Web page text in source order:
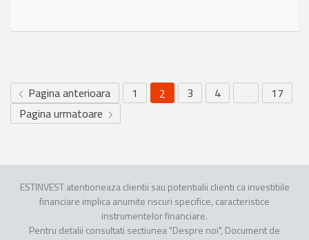
Pagina anterioara 1 2 3 4 …
17
Pagina urmatoare
ESTINVEST atentioneaza clientii sau potentialii clienti ca investitiile
financiare implica anumite riscuri specifice, caracteristice
instrumentelor financiare.
Pentru detalii consultati sectiunea "Despre noi", Document de